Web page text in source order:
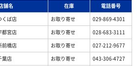
舗名 在庫
電話番号
くば店 お取り寄せ
029-869-4301
都宮店 お取り寄せ
028-683-3111
前橋店 お取り寄せ
027-212-9677
葉店 お取り寄せ
043-306-4727